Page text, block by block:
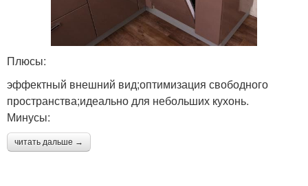
Плюсы:
эффектный внешний вид;оптимизация свободного
пространства;идеально для небольших кухонь.
Минусы:
читать дальше →